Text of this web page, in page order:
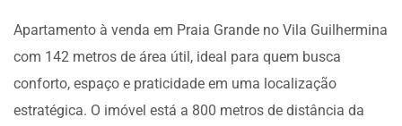
Apartamento à venda em Praia Grande no Vila Guilhermina
com 142 metros de área útil, ideal para quem busca
conforto, espaço e praticidade em uma localização
estratégica. O imóvel está a 800 metros de distância da